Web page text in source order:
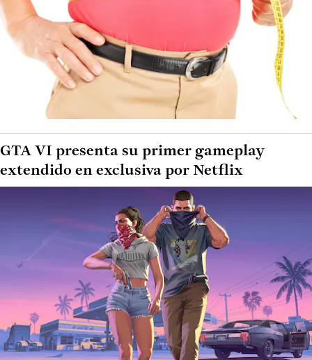
GTA VI presenta su primer gameplay
extendido en exclusiva por Netflix